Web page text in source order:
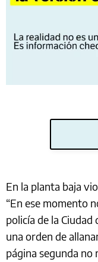
En la planta baja
“En ese momento
policía de la Ciudad
una orden de
página segunda no